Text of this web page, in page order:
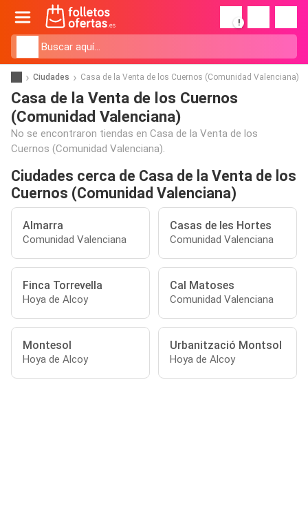
!
Ciudades Casa de la Venta de los Cuernos (Comunidad Valenciana)
Casa de la Venta de los Cuernos
(Comunidad Valenciana)
No se encontraron tiendas en Casa de la Venta de los
Cuernos (Comunidad Valenciana).
Ciudades cerca de Casa de la Venta de los
Cuernos (Comunidad Valenciana)
Almarra
Comunidad Valenciana
Casas de les Hortes
Comunidad Valenciana
Finca Torrevella
Hoya de Alcoy
Cal Matoses
Comunidad Valenciana
Montesol
Hoya de Alcoy
Urbanització Montsol
Hoya de Alcoy